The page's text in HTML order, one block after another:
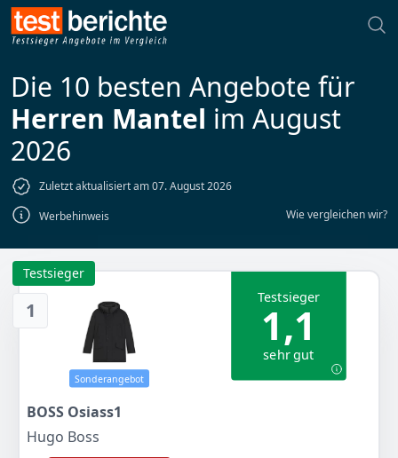
Die 10 besten Angebote für
Herren Mantel im August
2026
Zuletzt aktualisiert am 07. August 2026
Werbehinweis
Wie vergleichen wir?
1
Testsieger
Sonderangebot
Testsieger
1,1
sehr gut
BOSS Osiass1
Hugo Boss